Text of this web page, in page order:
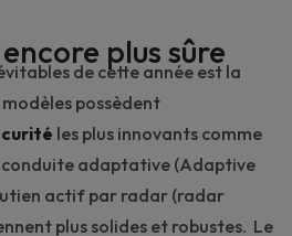
plus sûre
de cette année est la
possèdent
les plus innovants comme
conduite adaptative (Adaptive
actif par radar (radar
plus solides et robustes. Le